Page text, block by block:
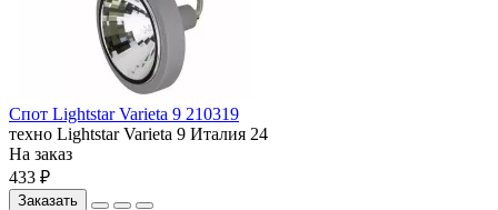
Спот Lightstar Varieta 9 210319
техно Lightstar Varieta 9 Италия 24
На заказ
433 ₽
Заказать